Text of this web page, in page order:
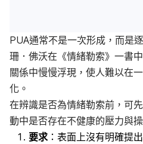
PUA通常不是一次形成，而是
珊．佛沃在《情緒勒索》一書
關係中慢慢浮現，使人難以在
化。
在辨識是否為情緒勒索前，可
動中是否存在不健康的壓力與操
要求：表面上沒有明確提